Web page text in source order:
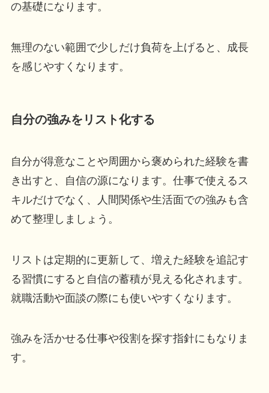
の基礎になります。
無理のない範囲で少しだけ負荷を上げると、成長
を感じやすくなります。
自分の強みをリスト化する
自分が得意なことや周囲から褒められた経験を書
き出すと、自信の源になります。仕事で使えるス
キルだけでなく、人間関係や生活面での強みも含
めて整理しましょう。
リストは定期的に更新して、増えた経験を追記す
る習慣にすると自信の蓄積が見える化されます。
就職活動や面談の際にも使いやすくなります。
強みを活かせる仕事や役割を探す指針にもなりま
す。